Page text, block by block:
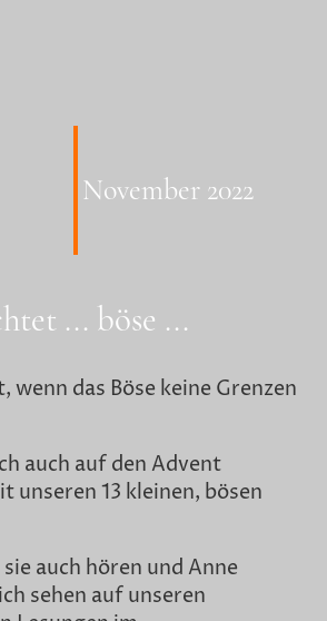
November 2022
... böse ...
wenn das Böse keine Grenzen
auch auf den Advent
unseren 13 kleinen, bösen
auch hören und Anne
sehen auf unseren